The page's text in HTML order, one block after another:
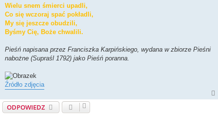
Wielu snem śmierci upadli,
Co się wczoraj spać pokładli,
My się jeszcze obudzili,
Byśmy Cię, Boże chwalili.
Pieśń napisana przez Franciszka Karpińskiego, wydana w zbiorze Pieśni
nabożne (Supraśl 1792) jako Pieśń poranna.
Źródło zdjęcia
ODPOWIEDZ